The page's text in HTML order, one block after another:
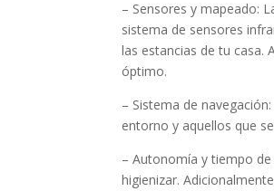
– Sensores y mapeado:
sistema de sensores
las estancias de tu casa.
óptimo.
– Sistema de
entorno y aquellos que
– Autonomía y tiempo
higienizar.